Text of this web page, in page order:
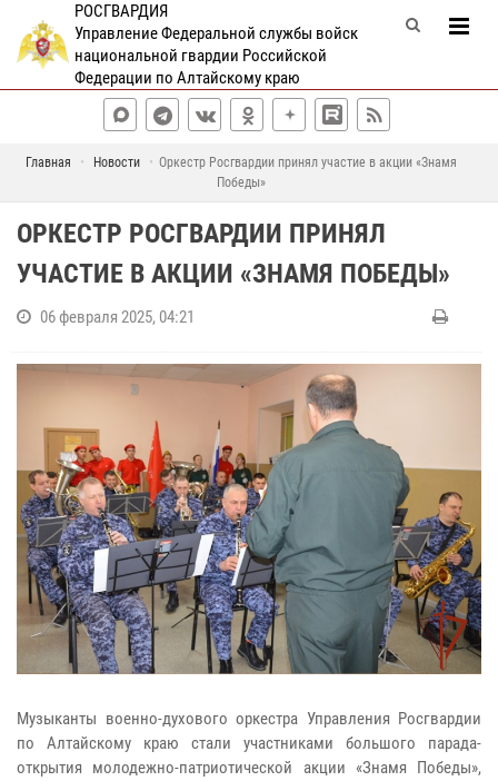
РОСГВАРДИЯ
Управление Федеральной службы войск
национальной гвардии Российской
Федерации по Алтайскому краю
Главная Новости
Оркестр Росгвардии принял участие в акции «Знамя
Победы»
ОРКЕСТР РОСГВАРДИИ ПРИНЯЛ
УЧАСТИЕ В АКЦИИ «ЗНАМЯ ПОБЕДЫ»
06 февраля 2025, 04:21
Музыканты военно-духового оркестра Управления Росгвардии
по Алтайскому краю стали участниками большого парада-
открытия молодежно-патриотической акции «Знамя Победы»,